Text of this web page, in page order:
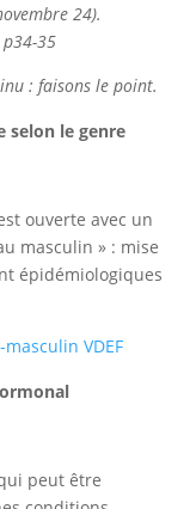
24).
35
: faisons le point.
selon le genre
ouverte avec un
masculin » : mise
épidémiologiques
VDEF
peut être